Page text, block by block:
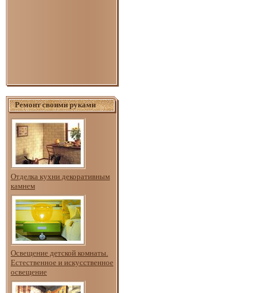
Ремонт своими руками
Отделка кухни декоративным
камнем
Освещение детской комнаты.
Естественное и искусственное
освещение